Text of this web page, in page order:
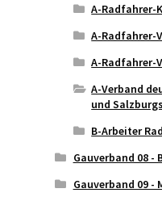
A-Radfahrer-
A-Radfahrer-
A-Radfahrer-
A-Verband
und Salzburgs
B-Arbeiter
Gauverband 08 -
Gauverband 09 -